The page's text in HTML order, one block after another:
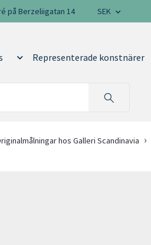
på Berzeliigatan 14 SEK
Representerade konstnärer
hos Galleri Scandinavia